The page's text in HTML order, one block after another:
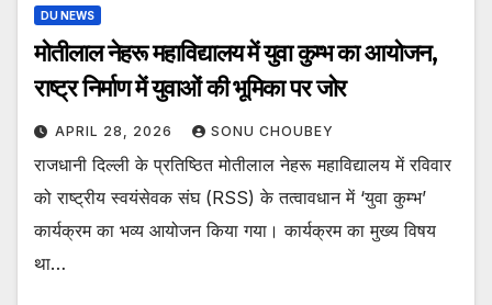
DU NEWS
मोतीलाल नेहरू महाविद्यालय में युवा कुम्भ का आयोजन,
राष्ट्र निर्माण में युवाओं की भूमिका पर जोर
APRIL 28, 2026 SONU CHOUBEY
राजधानी दिल्ली के प्रतिष्ठित मोतीलाल नेहरू महाविद्यालय में रविवार
को राष्ट्रीय स्वयंसेवक संघ (RSS) के तत्वावधान में ‘युवा कुम्भ’
कार्यक्रम का भव्य आयोजन किया गया। कार्यक्रम का मुख्य विषय
था…